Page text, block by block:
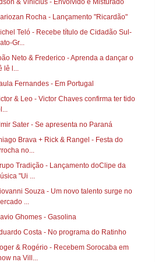
& Vinicius - Envolvido e Misturado
Rocha - Lançamento "Ricardão"
Teló - Recebe título de Cidadão Sul-
Gr...
Neto & Frederico - Aprenda a dançar o
lê l...
Fernandes - Em Portugal
& Leo - Victor Chaves confirma ter tido
Sater - Se apresenta no Paraná
Brava + Rick & Rangel - Festa do
no...
Tradição - Lançamento doClipe da
"Ui ...
Souza - Um novo talento surge no
...
Ghomes - Gasolina
Costa - No programa do Ratinho
& Rogério - Recebem Sorocaba em
na Vill...